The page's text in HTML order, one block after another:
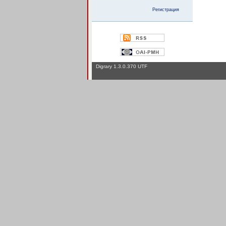
Регистрация
Digrary 1.3.0.370 UTF